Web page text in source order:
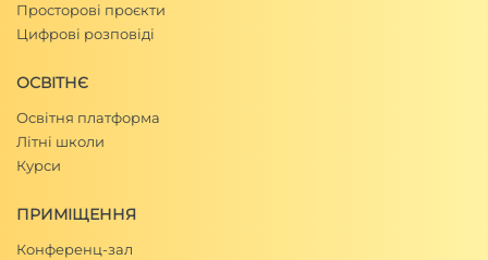
Просторові проєкти
Цифрові розповіді
ОСВІТНЄ
Освітня платформа
Літні школи
Курси
ПРИМІЩЕННЯ
Конференц-зал